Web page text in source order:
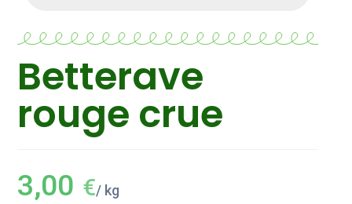
Betterave
rouge crue
3,00 €/ kg